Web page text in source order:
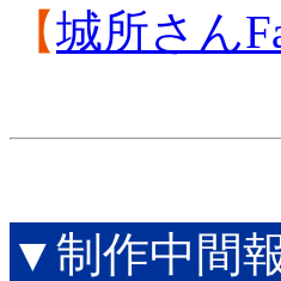
【城所さん
▼制作中間